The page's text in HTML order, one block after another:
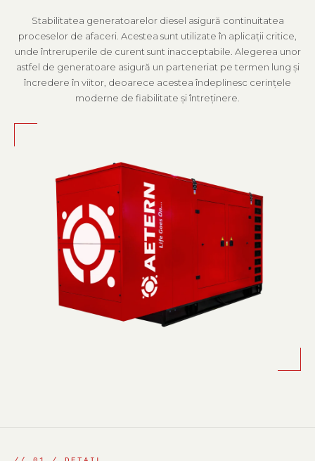
Stabilitatea generatoarelor diesel asigură continuitatea
proceselor de afaceri. Acestea sunt utilizate în aplicații critice,
unde întreruperile de curent sunt inacceptabile. Alegerea unor
astfel de generatoare asigură un parteneriat pe termen lung și
încredere în viitor, deoarece acestea îndeplinesc cerințele
moderne de fiabilitate și întreținere.